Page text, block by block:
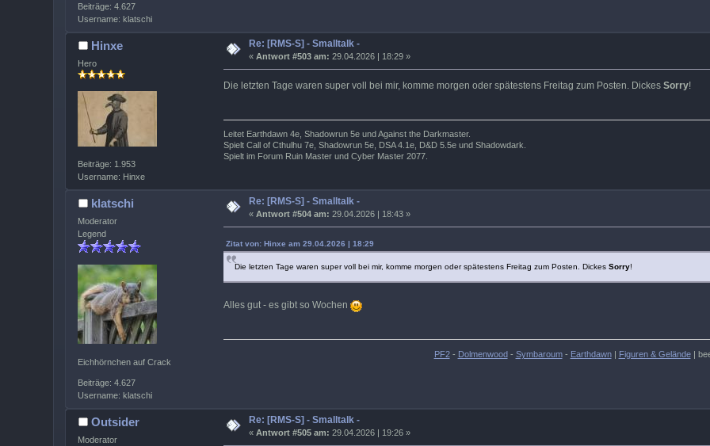
Beiträge: 4.627
Username: klatschi
Hinxe
Hero
Beiträge: 1.953
Username: Hinxe
Re: [RMS-S] - Smalltalk -
«Antwort #503 am: 29.04.2026 | 18:29 »
Die letzten Tage waren super voll bei mir, komme morgen oder spätestens Freitag zum Posten. Dickes Sorry!
Leitet Earthdawn 4e, Shadowrun 5e und Against the Darkmaster.
Spielt Call of Cthulhu 7e, Shadowrun 5e, DSA 4.1e, D&D 5.5e und Shadowdark.
Spielt im Forum Ruin Master und Cyber Master 2077.
klatschi
Moderator
Legend
Eichhörnchen auf Crack
Beiträge: 4.627
Username: klatschi
Re: [RMS-S] - Smalltalk -
«Antwort #504 am: 29.04.2026 | 18:43 »
Zitat von: Hinxe am 29.04.2026 | 18:29
Die letzten Tage waren super voll bei mir, komme morgen oder spätestens Freitag zum Posten. Dickes Sorry!
Alles gut - es gibt so Wochen
PF2- Dolmenwood- Symbaroum- Earthdawn| Figuren & Gelände|
Outsider
Moderator
Re: [RMS-S] - Smalltalk -
«Antwort #505 am: 29.04.2026 | 19:26 »